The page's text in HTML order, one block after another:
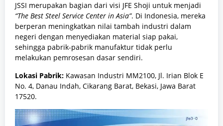
JSSI merupakan bagian dari visi JFE Shoji untuk menjadi
“The Best Steel Service Center in Asia”. Di Indonesia, mereka
berperan meningkatkan nilai tambah industri dalam
negeri dengan menyediakan material siap pakai,
sehingga pabrik-pabrik manufaktur tidak perlu
melakukan pemrosesan dasar sendiri.
Lokasi Pabrik: Kawasan Industri MM2100, Jl. Irian Blok E
No. 4, Danau Indah, Cikarang Barat, Bekasi, Jawa Barat
17520.